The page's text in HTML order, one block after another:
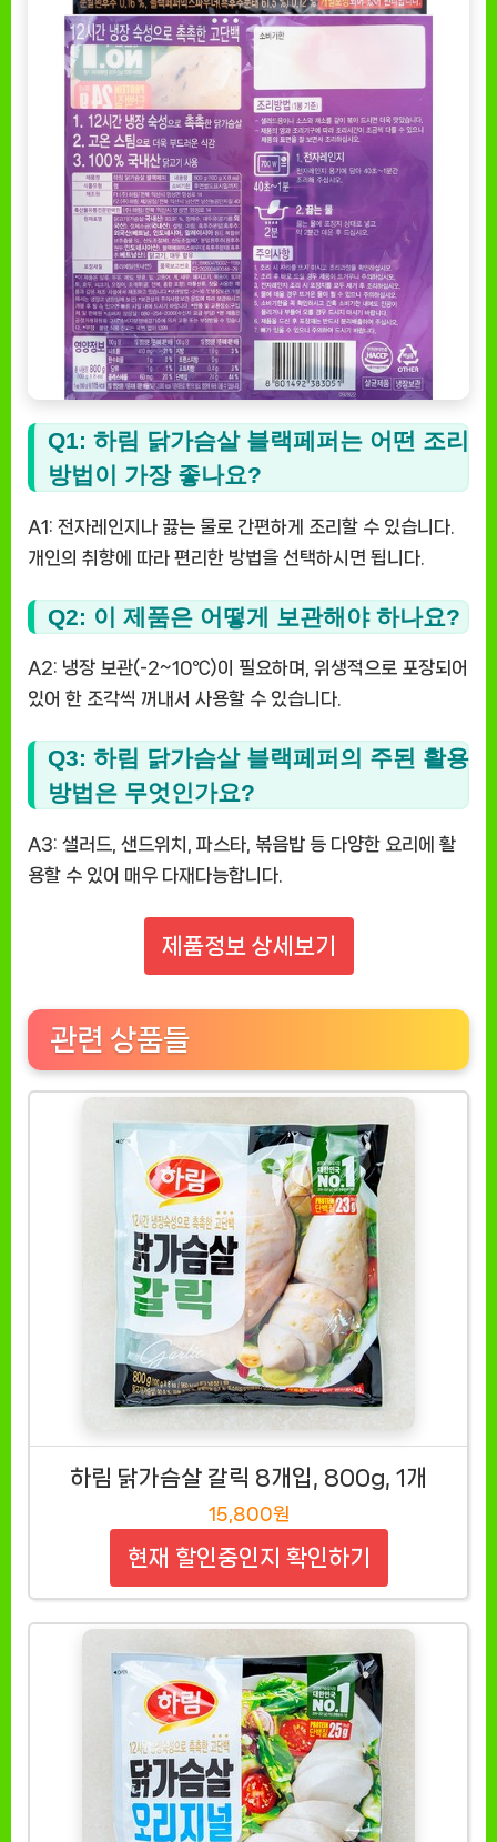
Q1: 하림 닭가슴살 블랙페퍼는 어떤 조리
방법이 가장 좋나요?
A1: 전자레인지나 끓는 물로 간편하게 조리할 수 있습니다.
개인의 취향에 따라 편리한 방법을 선택하시면 됩니다.
Q2: 이 제품은 어떻게 보관해야 하나요?
A2: 냉장 보관(-2~10℃)이 필요하며, 위생적으로 포장되어
있어 한 조각씩 꺼내서 사용할 수 있습니다.
Q3: 하림 닭가슴살 블랙페퍼의 주된 활용
방법은 무엇인가요?
A3: 샐러드, 샌드위치, 파스타, 볶음밥 등 다양한 요리에 활
용할 수 있어 매우 다재다능합니다.
제품정보 상세보기
관련 상품들
하림 닭가슴살 갈릭 8개입, 800g, 1개
15,800원
현재 할인중인지 확인하기